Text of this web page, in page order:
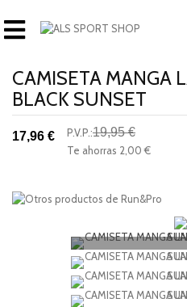
CAMISETA MANGA
BLACK SUNSET
17,96 € P.V.P.:19,95 €
Te ahorras 2,00 €